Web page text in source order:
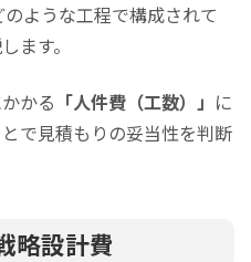
ような工程で構成されて
ます。
かる 「人件費（工数）」 に
で見積もりの妥当性を判断
略設計費